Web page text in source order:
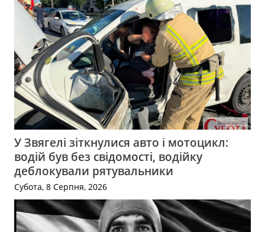
У Звягелі зіткнулися авто і мотоцикл:
водій був без свідомості, водійку
деблокували рятувальники
Субота, 8 Серпня, 2026